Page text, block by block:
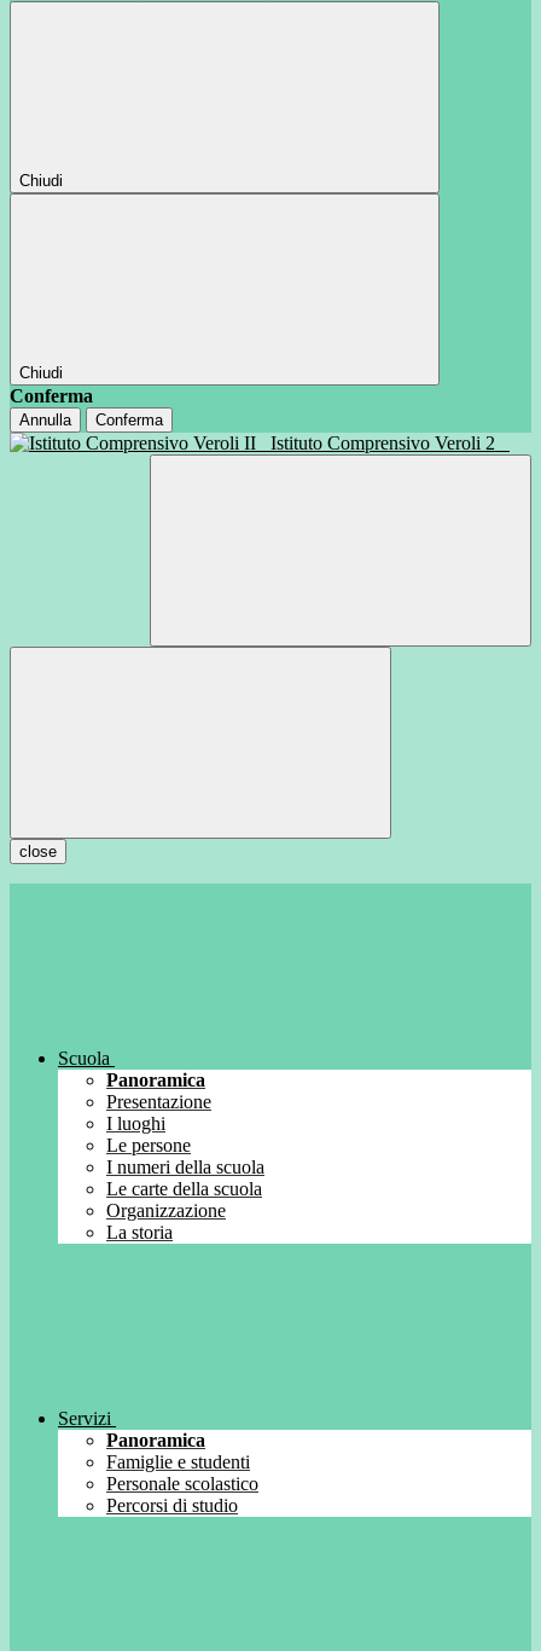
Chiudi
Chiudi
Conferma
Annulla Conferma
Istituto Comprensivo Veroli 2
close
Scuola
Panoramica
Presentazione
I luoghi
Le persone
I numeri della scuola
Le carte della scuola
Organizzazione
La storia
Servizi
Panoramica
Famiglie e studenti
Personale scolastico
Percorsi di studio